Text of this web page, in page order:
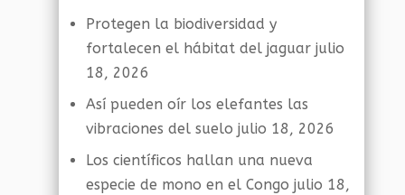
Protegen la biodiversidad y
fortalecen el hábitat del jaguar julio
18, 2026
Así pueden oír los elefantes las
vibraciones del suelo julio 18, 2026
Los científicos hallan una nueva
especie de mono en el Congo julio 18,